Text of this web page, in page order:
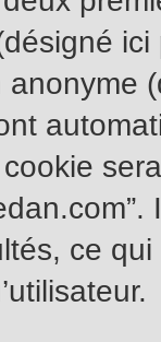
ici
ce